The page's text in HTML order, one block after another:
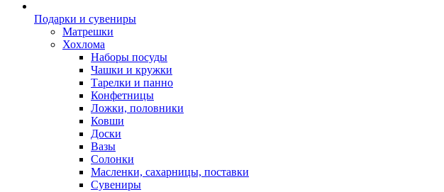
Подарки и сувениры
Матрешки
Хохлома
Наборы посуды
Чашки и кружки
Тарелки и панно
Конфетницы
Ложки, половники
Ковши
Доски
Вазы
Солонки
Масленки, сахарницы, поставки
Сувениры